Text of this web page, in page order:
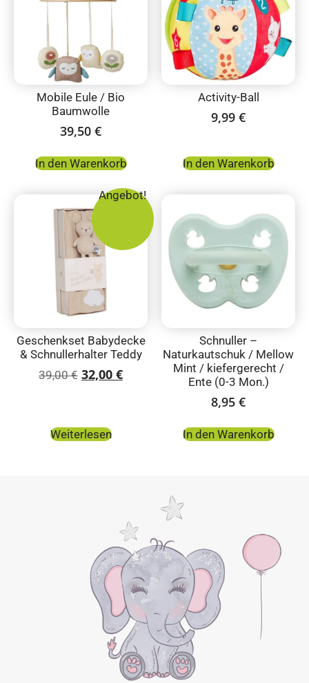
Mobile Eule / Bio
Baumwolle
39,50 €
In den Warenkorb
Activity-Ball
9,99 €
In den Warenkorb
Angebot!
Geschenkset Babydecke
& Schnullerhalter Teddy
39,00€ 32,00 €
Weiterlesen
Schnuller –
Naturkautschuk / Mellow
Mint / kiefergerecht /
Ente (0-3 Mon.)
8,95 €
In den Warenkorb